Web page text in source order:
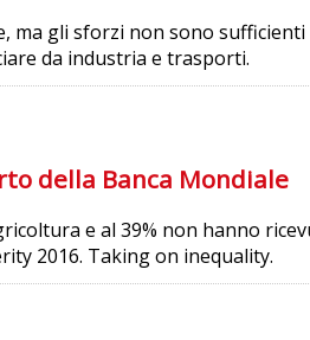
ma gli sforzi non sono
da industria e trasporti.
della Banca Mondiale
e al 39% non hanno
2016. Taking on inequality.